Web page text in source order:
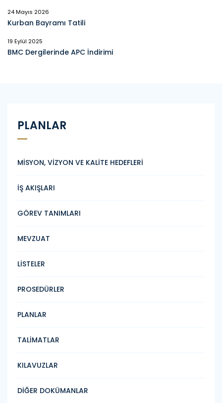
24 Mayıs 2026
Kurban Bayramı Tatili
19 Eylül 2025
BMC Dergilerinde APC İndirimi
PLANLAR
MİSYON, VİZYON VE KALİTE HEDEFLERİ
İŞ AKIŞLARI
GÖREV TANIMLARI
MEVZUAT
LİSTELER
PROSEDÜRLER
PLANLAR
TALİMATLAR
KILAVUZLAR
DİĞER DOKÜMANLAR